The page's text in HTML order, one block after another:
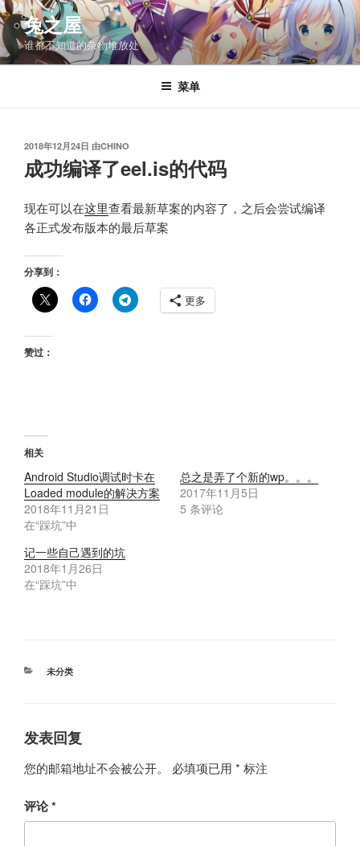
跳
至
内
容
兔之屋
谁都不知道的杂物堆放处
菜单
发
于
2018年12月24日 由CHINO
成功编译了eel.is的代码
现在可以在这里查看最新草案的内容了，之后会尝试编译
各正式发布版本的最后草案
分享到：
更多
赞过：
相关
Android Studio调试时卡在
Loaded module的解决方案
2018年11月21日
在“踩坑”中
总之是弄了个新的wp。。。
2017年11月5日
5 条评论
记一些自己遇到的坑
2018年1月26日
在“踩坑”中
分
未分类
发表回复
您的邮箱地址不会被公开。 必填项已用 * 标注
评论*